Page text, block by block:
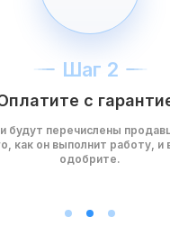
Шаг 2
с
будут перечислены
как он выполнит работу, и
одобрите.